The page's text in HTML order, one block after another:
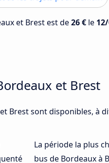
et Brest est de26 € le
et Brest
Brest sont disponibles, à
La période la plus
bus de Bordeaux à